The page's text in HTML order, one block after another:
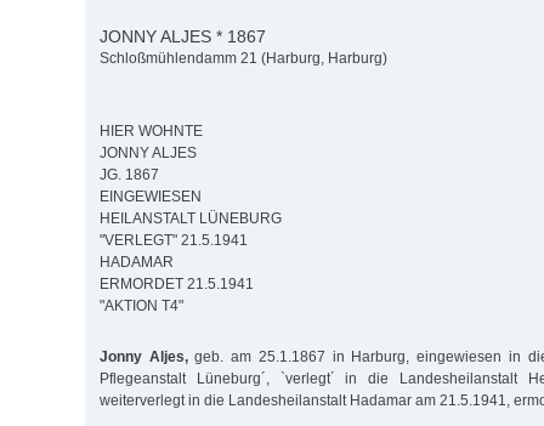
JONNY ALJES * 1867
Schloßmühlendamm 21 (Harburg, Harburg)
HIER WOHNTE
JONNY ALJES
JG. 1867
EINGEWIESEN
HEILANSTALT LÜNEBURG
"VERLEGT" 21.5.1941
HADAMAR
ERMORDET 21.5.1941
"AKTION T4"
Jonny Aljes,geb. am 25.1.1867 in Harburg, eingewiesen in
Pflegeanstalt Lüneburg´, `verlegt´ in die Landesheilanstalt
weiterverlegt in die Landesheilanstalt Hadamar am 21.5.1941,